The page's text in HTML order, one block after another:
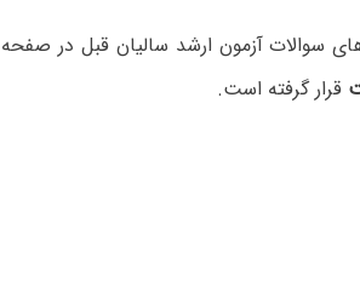
سوالات آزمون ارشد سالیان قبل در
قرار گرفته است.